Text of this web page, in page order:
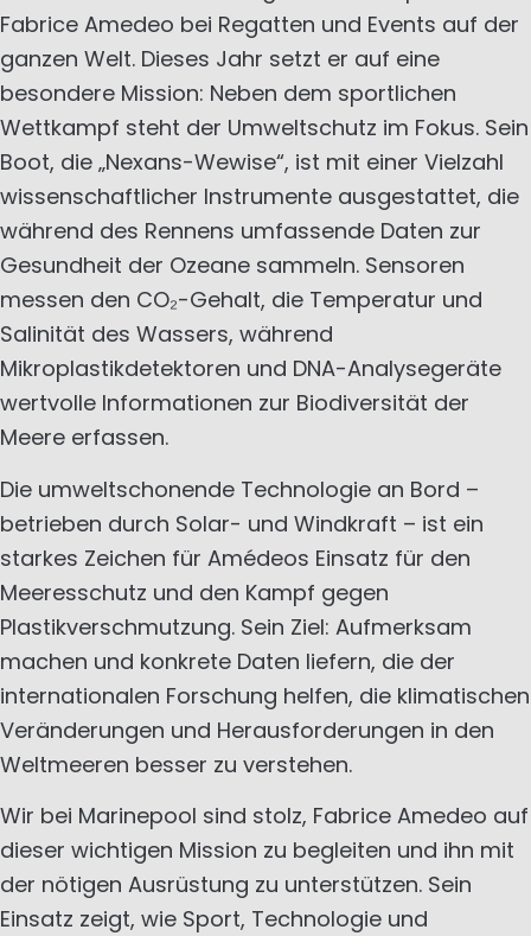
Fabrice Amedeo bei Regatten und Events auf der
ganzen Welt. Dieses Jahr setzt er auf eine
besondere Mission: Neben dem sportlichen
Wettkampf steht der Umweltschutz im Fokus. Sein
Boot, die „Nexans-Wewise“, ist mit einer Vielzahl
wissenschaftlicher Instrumente ausgestattet, die
während des Rennens umfassende Daten zur
Gesundheit der Ozeane sammeln. Sensoren
messen den CO₂-Gehalt, die Temperatur und
Salinität des Wassers, während
Mikroplastikdetektoren und DNA-Analysegeräte
wertvolle Informationen zur Biodiversität der
Meere erfassen.
Die umweltschonende Technologie an Bord –
betrieben durch Solar- und Windkraft – ist ein
starkes Zeichen für Amédeos Einsatz für den
Meeresschutz und den Kampf gegen
Plastikverschmutzung. Sein Ziel: Aufmerksam
machen und konkrete Daten liefern, die der
internationalen Forschung helfen, die klimatischen
Veränderungen und Herausforderungen in den
Weltmeeren besser zu verstehen.
Wir bei Marinepool sind stolz, Fabrice Amedeo auf
dieser wichtigen Mission zu begleiten und ihn mit
der nötigen Ausrüstung zu unterstützen. Sein
Einsatz zeigt, wie Sport, Technologie und